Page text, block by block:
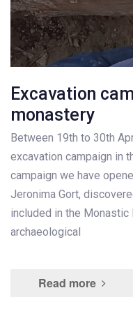
Excavation
monastery
Between 19th to 30th
excavation campaign in
campaign we have
Jeronima Gort,
included in the
archaeological
Read more